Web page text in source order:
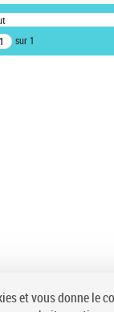
d'autorité
sur 1
et vous donne le